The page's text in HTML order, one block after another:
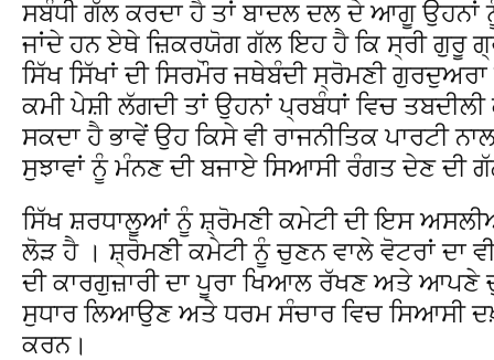
ਸਬੰਧੀ ਗੱਲ ਕਰਦਾ ਹੈ ਤਾਂ ਬਾਦਲ ਦਲ ਦੇ ਆਗੂ ਉਹਨਾਂ
ਜਾਂਦੇ ਹਨ ਏਥੇ ਜ਼ਿਕਰਯੋਗ ਗੱਲ ਇਹ ਹੈ ਕਿ ਸ੍ਰੀ ਗੁਰੂ
ਸਿੱਖ ਸਿੱਖਾਂ ਦੀ ਸਿਰਮੌਰ ਜਥੇਬੰਦੀ ਸ੍ਰੋਮਣੀ
ਕਮੀ ਪੇਸ਼ੀ ਲੱਗਦੀ ਤਾਂ ਉਹਨਾਂ ਪ੍ਰਬੰਧਾਂ ਵਿਚ
ਸਕਦਾ ਹੈ ਭਾਵੇਂ ਉਹ ਕਿਸੇ ਵੀ ਰਾਜਨੀਤਿਕ ਪਾਰਟੀ
ਸੁਝਾਵਾਂ ਨੂੰ ਮੰਨਣ ਦੀ ਬਜਾਏ ਸਿਆਸੀ ਰੰਗਤ ਦੇਣ ਦੀ
ਸਿੱਖ ਸ਼ਰਧਾਲੂਆਂ ਨੂੰ ਸ਼੍ਰੋਮਣੀ ਕਮੇਟੀ ਦੀ ਇਸ
ਲੋੜ ਹੈ । ਸ਼੍ਰੋਮਣੀ ਕਮੇਟੀ ਨੂੰ ਚੁਣਨ ਵਾਲੇ ਵੋਟਰਾਂ ਦਾ
ਦੀ ਕਾਰਗੁਜ਼ਾਰੀ ਦਾ ਪੂਰਾ ਖਿਆਲ ਰੱਖਣ ਅਤੇ
ਸੁਧਾਰ ਲਿਆਉਣ ਅਤੇ ਧਰਮ ਸੰਚਾਰ ਵਿਚ ਸਿਆਸੀ
ਕਰਨ।